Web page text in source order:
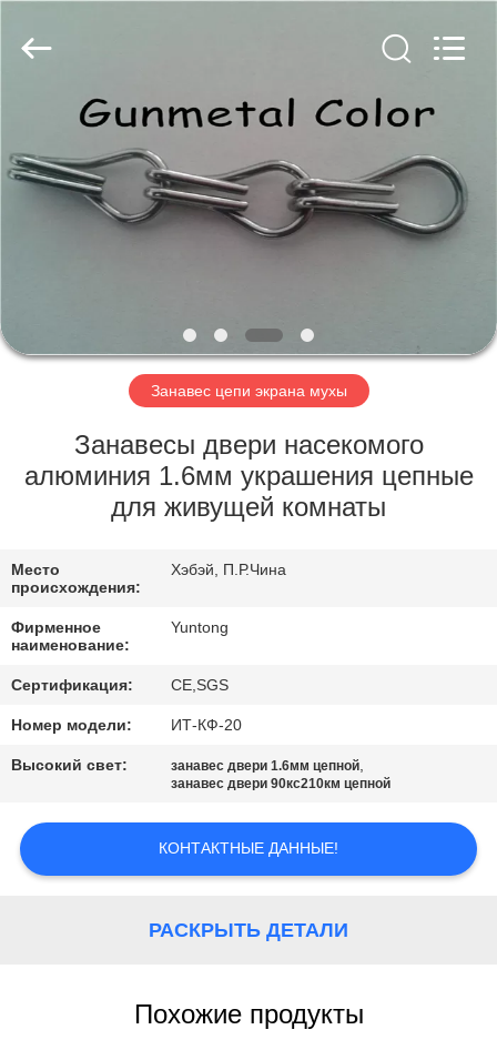
ПРОДУКТЫ
ПУТЕШЕСТВИЕ
ФАБРИКИ
ПРОВЕРКА
КАЧЕСТВА
СВЯЖИТЕСЬ
МЫ
НОВОСТИ
СПРОСИТЕ
КАРТА
Mesh
Занавес цепи экрана мухы
Занавесы двери насекомого
алюминия 1.6мм украшения цепные
для живущей комнаты
Место
происхождения:
Хэбэй, П.Р.Чина
Фирменное
наименование:
Yuntong
Сертификация: CE,SGS
Номер модели: ИТ-КФ-20
Высокий свет: занавес двери 1.6мм цепной,
занавес двери 90кс210км цепной
КОНТАКТНЫЕ ДАННЫЕ!
РАСКРЫТЬ ДЕТАЛИ
Похожие продукты